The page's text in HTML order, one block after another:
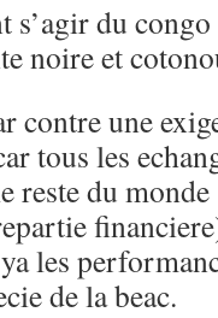
s’agir du
noire et
contre une
tous les
reste du
les
de la beac.